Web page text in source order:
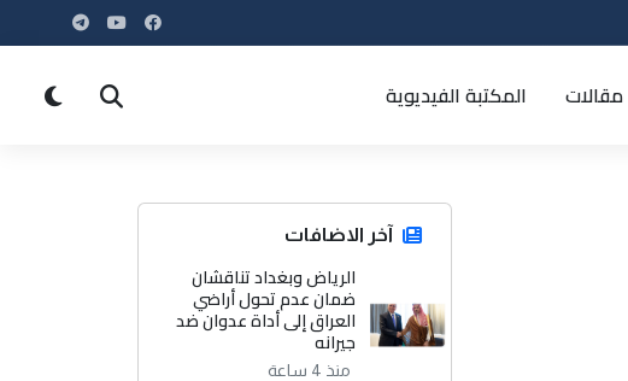
مقالات المكتبة الفيديوية
آخر الاضافات
الرياض وبغداد تناقشان
ضمان عدم تحول أراضي
العراق إلى أداة عدوان ضد
جيرانه
منذ 4 ساعة